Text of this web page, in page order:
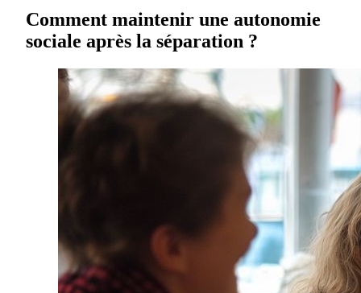
Comment maintenir une autonomie
sociale après la séparation ?